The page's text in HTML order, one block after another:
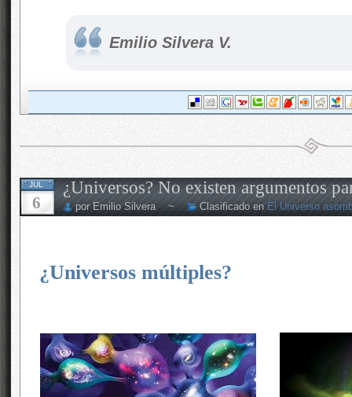
Emilio Silvera V.
JUL
6
¿Universos? No existen argumentos
por Emilio Silvera ~ Clasificado en El Universo
¿Universos múltiples?